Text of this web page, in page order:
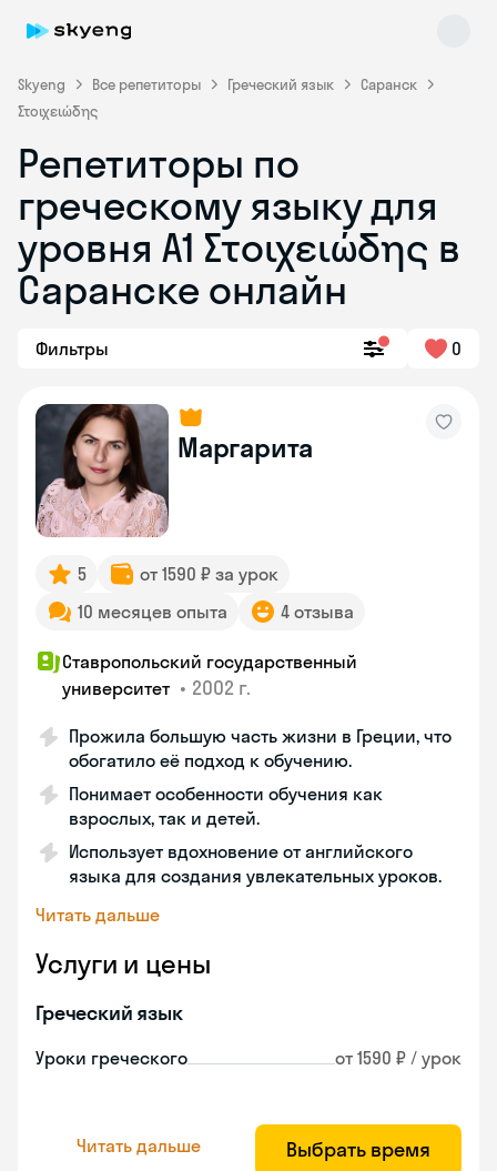
Skyeng Все репетиторы Греческий язык
Саранск
Στοιχειώδης
Репетиторы по
греческому языку для
уровня Α1 Στοιχειώδης в
Саранске онлайн
Фильтры 0
Маргарита
5
от 1590 ₽ за урок
10 месяцев опыта
4 отзыва
Ставропольский государственный
университет • 2002 г.
Прожила большую часть жизни в Греции, что
обогатило её подход к обучению.
Понимает особенности обучения как
взрослых, так и детей.
Использует вдохновение от английского
языка для создания увлекательных уроков.
Читать дальше
Услуги и цены
Греческий язык
Уроки греческого от 1590 ₽ / урок
Читать дальше Выбрать время
Skyeng Chat
online